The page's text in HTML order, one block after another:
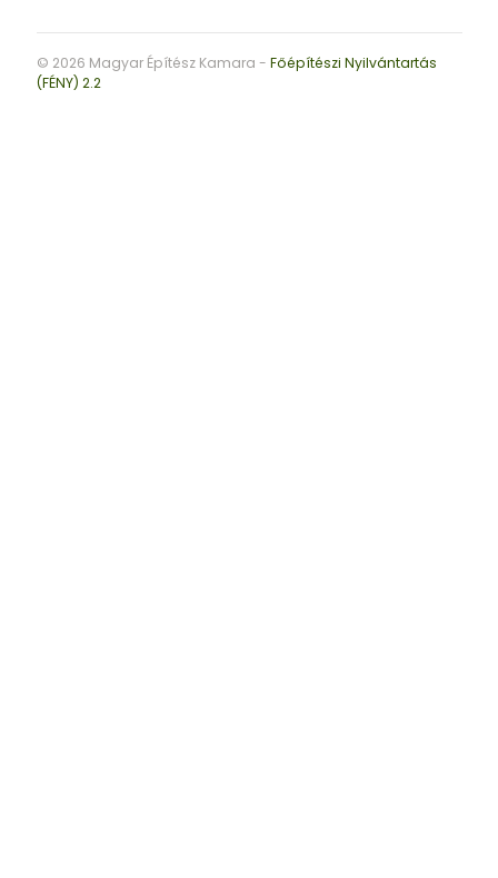
© 2026 Magyar Építész Kamara - Főépítészi Nyilvántartás
(FÉNY) 2.2